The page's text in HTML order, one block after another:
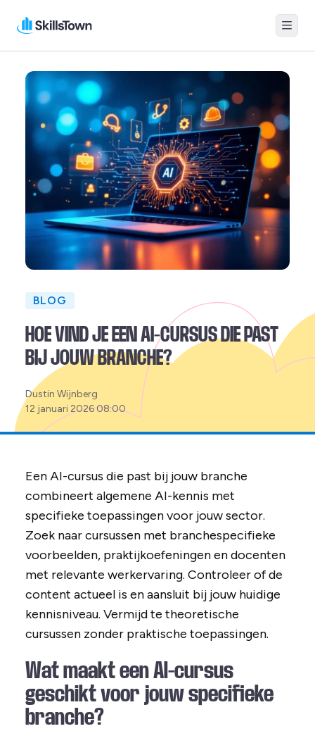
Menu
BLOG
HOE VIND JE EEN AI-CURSUS DIE PAST
BIJ JOUW BRANCHE?
Posted
by:
Dustin Wijnberg
12 januari 2026 08:00
Een AI-cursus die past bij jouw branche
combineert algemene AI-kennis met
specifieke toepassingen voor jouw sector.
Zoek naar cursussen met branchespecifieke
voorbeelden, praktijkoefeningen en docenten
met relevante werkervaring. Controleer of de
content actueel is en aansluit bij jouw huidige
kennisniveau. Vermijd te theoretische
cursussen zonder praktische toepassingen.
Wat maakt een AI-cursus
geschikt voor jouw specifieke
branche?